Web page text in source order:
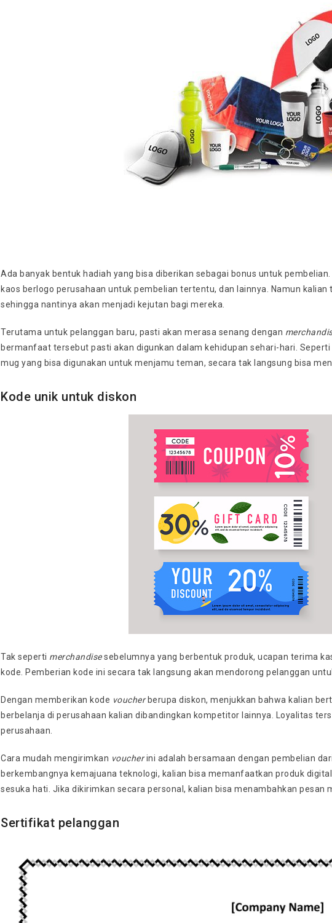
Ada banyak bentuk hadiah yang bisa diberikan sebagai bonus untuk
kaos berlogo perusahaan untuk pembelian tertentu, dan lainnya. Namun
sehingga nantinya akan menjadi kejutan bagi mereka.
Terutama untuk pelanggan baru, pasti akan merasa senang dengan
bermanfaat tersebut pasti akan digunkan dalam kehidupan sehari-hari.
mug yang bisa digunakan untuk menjamu teman, secara tak langsung bisa
Kode unik untuk diskon
Tak seperti merchandisesebelumnya yang berbentuk produk, ucapan terima
kode. Pemberian kode ini secara tak langsung akan mendorong pelanggan
Dengan memberikan kode voucherberupa diskon, menjukkan bahwa kalian
berbelanja di perusahaan kalian dibandingkan kompetitor lainnya. Loyalitas
perusahaan.
Cara mudah mengirimkan voucherini adalah bersamaan dengan pembelian
berkembangnya kemajuana teknologi, kalian bisa memanfaatkan produk
sesuka hati. Jika dikirimkan secara personal, kalian bisa menambahkan pesan
Sertifikat pelanggan